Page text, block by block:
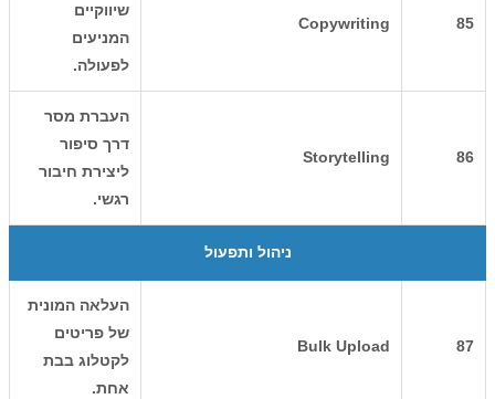
85
Copywriting
שיווקיים
המניעים
לפעולה.
86
Storytelling
העברת מסר
דרך סיפור
ליצירת חיבור
רגשי.
ניהול ותפעול
87
Bulk Upload
העלאה המונית
של פריטים
לקטלוג בבת
אחת.